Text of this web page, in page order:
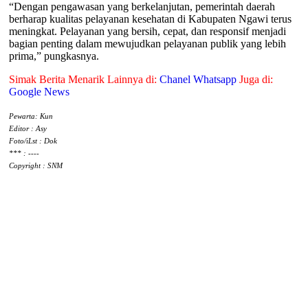
“Dengan pengawasan yang berkelanjutan, pemerintah daerah
berharap kualitas pelayanan kesehatan di Kabupaten Ngawi terus
meningkat. Pelayanan yang bersih, cepat, dan responsif menjadi
bagian penting dalam mewujudkan pelayanan publik yang lebih
prima,” pungkasnya.
Simak Berita Menarik Lainnya di: Chanel Whatsapp Juga di:
Google News
Pewarta: Kun
Editor : Asy
Foto/iLst : Dok
*** : ----
Copyright : SNM